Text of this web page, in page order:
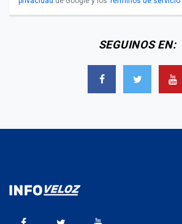
SEGUINOS EN: